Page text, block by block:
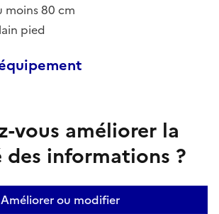
moins 80 cm
pied
vous améliorer la
informations ?
Améliorer ou modifier